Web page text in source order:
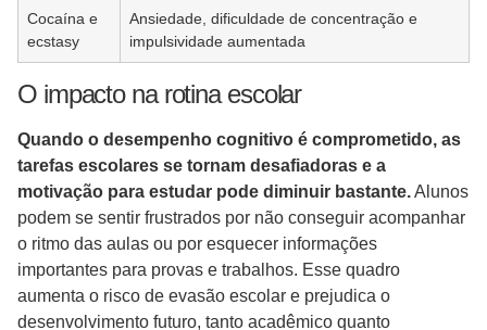
Cocaína e
ecstasy
Ansiedade, dificuldade de concentração e
impulsividade aumentada
O impacto na rotina escolar
Quando o desempenho cognitivo é comprometido, as
tarefas escolares se tornam desafiadoras e a
motivação para estudar pode diminuir bastante.Alunos
podem se sentir frustrados por não conseguir acompanhar
o ritmo das aulas ou por esquecer informações
importantes para provas e trabalhos. Esse quadro
aumenta o risco de evasão escolar e prejudica o
desenvolvimento futuro, tanto acadêmico quanto